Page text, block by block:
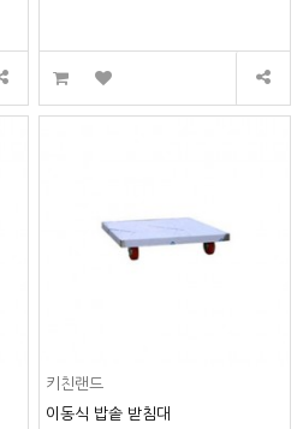
키친랜드
이동식 밥솥 받침대